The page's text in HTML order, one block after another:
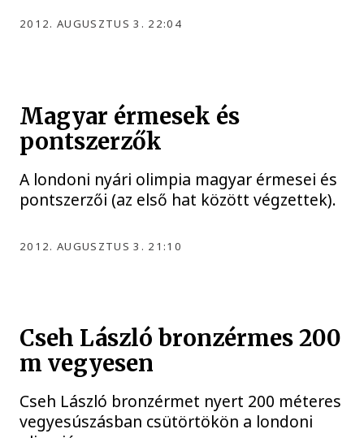
2012. AUGUSZTUS 3. 22:04
Magyar érmesek és
pontszerzők
A londoni nyári olimpia magyar érmesei és
pontszerzői (az első hat között végzettek).
2012. AUGUSZTUS 3. 21:10
Cseh László bronzérmes 200
m vegyesen
Cseh László bronzérmet nyert 200 méteres
vegyesúszásban csütörtökön a londoni